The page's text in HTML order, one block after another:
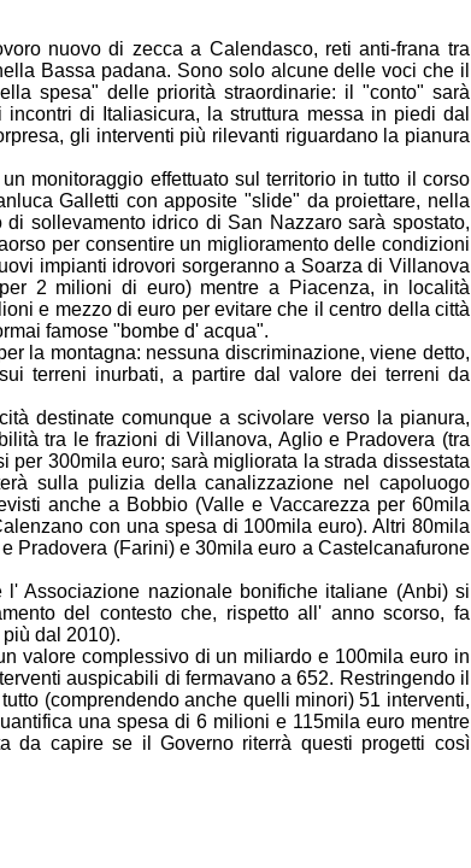
nuovo di zecca a Calendasco, reti anti-frana tra
Bassa padana. Sono solo alcune delle voci che il
spesa" delle priorità straordinarie: il "conto" sarà
di Italiasicura, la struttura messa in piedi dal
gli interventi più rilevanti riguardano la pianura
monitoraggio effettuato sul territorio in tutto il corso
Galletti con apposite "slide" da proiettare, nella
sollevamento idrico di San Nazzaro sarà spostato,
per consentire un miglioramento delle condizioni
impianti idrovori sorgeranno a Soarza di Villanova
2 milioni di euro) mentre a Piacenza, in località
e mezzo di euro per evitare che il centro della città
famose "bombe d' acqua".
la montagna: nessuna discriminazione, viene detto,
terreni inurbati, a partire dal valore dei terreni da
destinate comunque a scivolare verso la pianura,
tra le frazioni di Villanova, Aglio e Pradovera (tra
300mila euro; sarà migliorata la strada dissestata
sulla pulizia della canalizzazione nel capoluogo
anche a Bobbio (Valle e Vaccarezza per 60mila
con una spesa di 100mila euro). Altri 80mila
Pradovera (Farini) e 30mila euro a Castelcanafurone
l'Associazione nazionale bonifiche italiane (Anbi) si
del contesto che, rispetto all' anno scorso, fa
dal 2010).
valore complessivo di un miliardo e 100mila euro in
auspicabili di fermavano a 652. Restringendo il
(comprendendo anche quelli minori) 51 interventi,
una spesa di 6 milioni e 115mila euro mentre
capire se il Governo riterrà questi progetti così